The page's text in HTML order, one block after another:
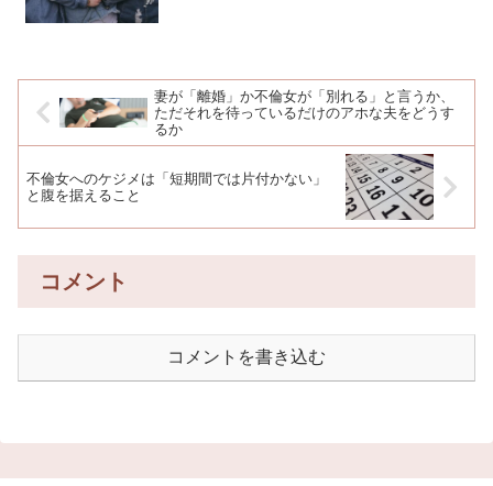
妻が「離婚」か不倫女が「別れる」と言うか、
ただそれを待っているだけのアホな夫をどうす
るか
不倫女へのケジメは「短期間では片付かない」
と腹を据えること
コメント
コメントを書き込む